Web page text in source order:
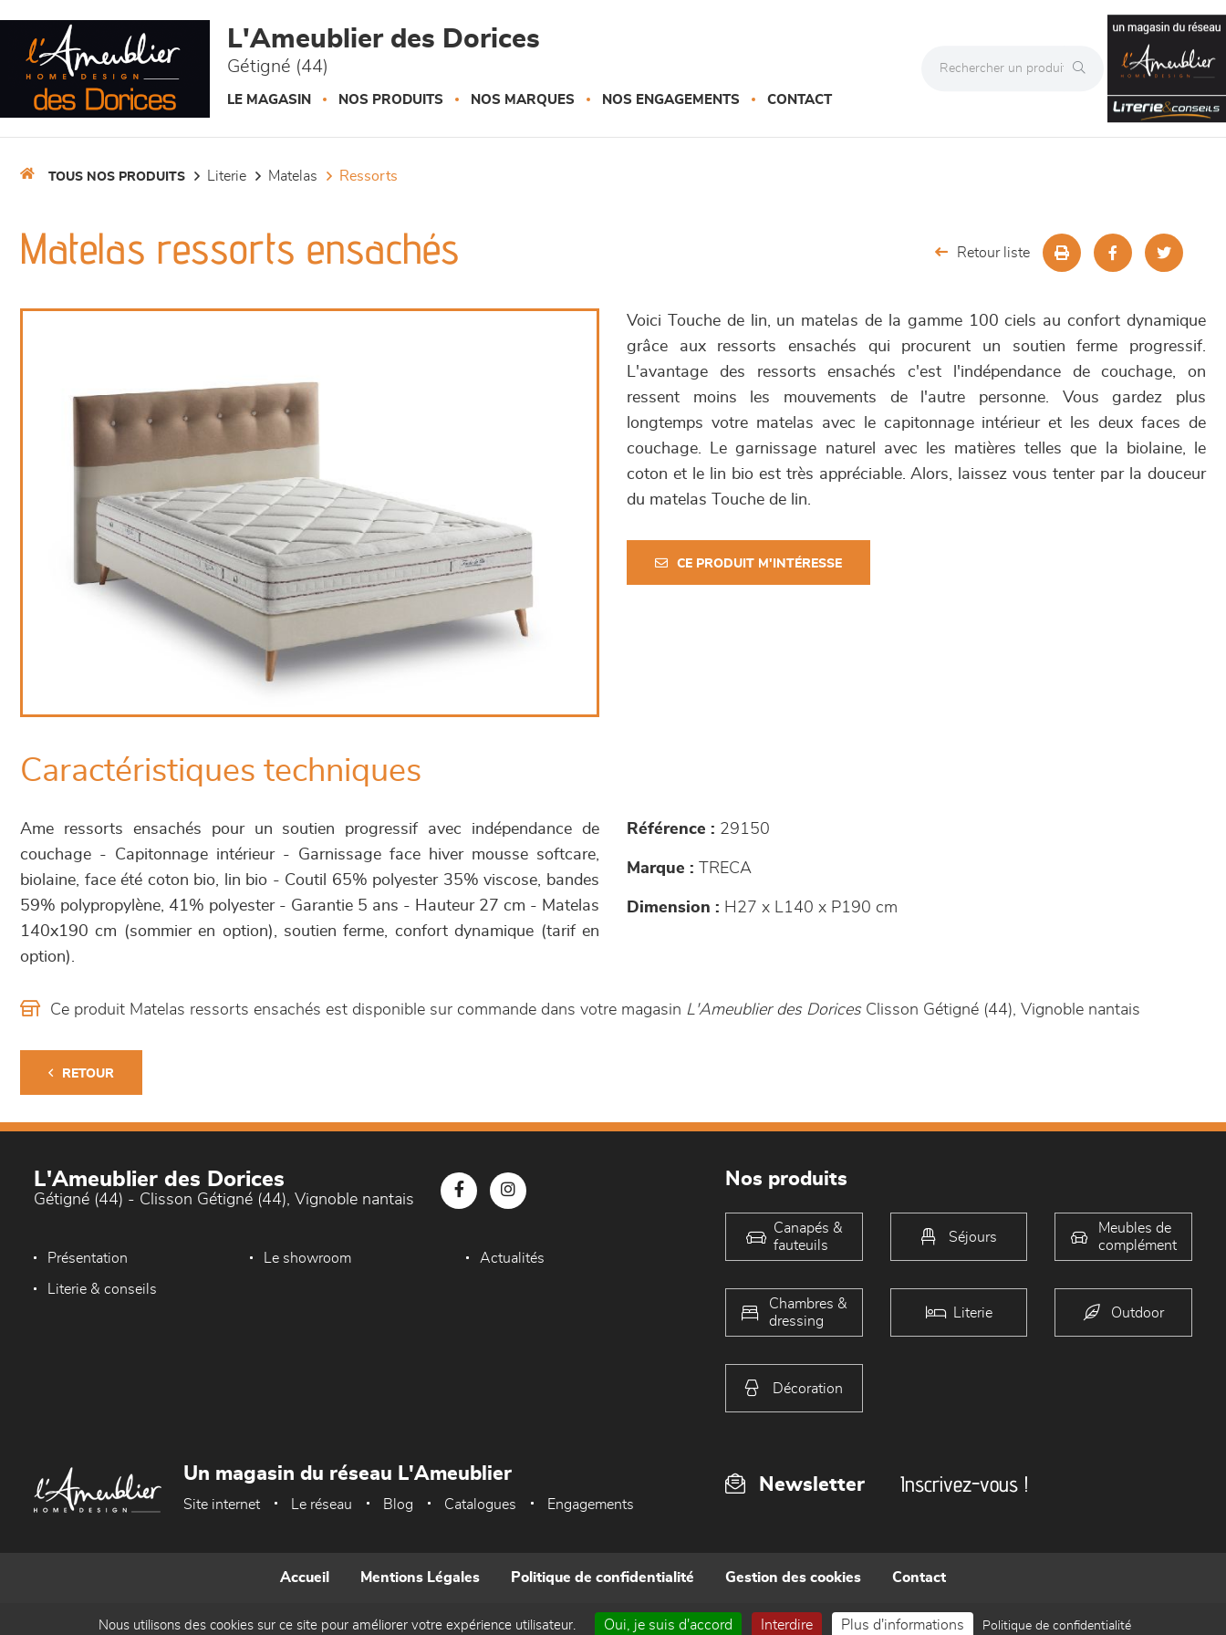
L'Ameublier des Dorices
Gétigné (44)
LE MAGASIN NOS PRODUITS NOS MARQUES NOS ENGAGEMENTS CONTACT
TOUS NOS PRODUITS literie matelas ressorts
Matelas ressorts ensachés Retour liste
Voici Touche de lin, un matelas de la gamme 100 ciels au confort dynamique
grâce aux ressorts ensachés qui procurent un soutien ferme progressif.
L'avantage des ressorts ensachés c'est l'indépendance de couchage, on
ressent moins les mouvements de l'autre personne. Vous gardez plus
longtemps votre matelas avec le capitonnage intérieur et les deux faces de
couchage. Le garnissage naturel avec les matières telles que la biolaine, le
coton et le lin bio est très appréciable. Alors, laissez vous tenter par la douceur
du matelas Touche de lin.
CE PRODUIT M'INTÉRESSE
Caractéristiques techniques
Ame ressorts ensachés pour un soutien progressif avec indépendance de
couchage - Capitonnage intérieur - Garnissage face hiver mousse softcare,
biolaine, face été coton bio, lin bio - Coutil 65% polyester 35% viscose, bandes
59% polypropylène, 41% polyester - Garantie 5 ans - Hauteur 27 cm - Matelas
140x190 cm (sommier en option), soutien ferme, confort dynamique (tarif en
option).
Référence : 29150
Marque : TRECA
Dimension : H27 x L140 x P190 cm
Ce produit Matelas ressorts ensachés est disponible sur commande dans votre magasin L'Ameublier des DoricesClisson Gétigné (44), Vignoble nantais
RETOUR
L'Ameublier des Dorices
Gétigné (44) - Clisson Gétigné (44), Vignoble nantais
Présentation Le showroom Actualités
Literie & conseils
Nos produits
Canapés &
fauteuils
Séjours
Meubles de
complément
Chambres &
dressing
Literie Outdoor
Décoration
Newsletter Inscrivez-vous !
Un magasin du réseau L'Ameublier
Site internet Le réseau Blog Catalogues Engagements
Accueil Mentions Légales Politique de confidentialité Gestion des cookies Contact
Réalisé par WEB Enseignes
Nous utilisons des cookies sur ce site pour améliorer votre expérience utilisateur. Oui, je suis d'accord Interdire Plus d'informations Politique de confidentialité